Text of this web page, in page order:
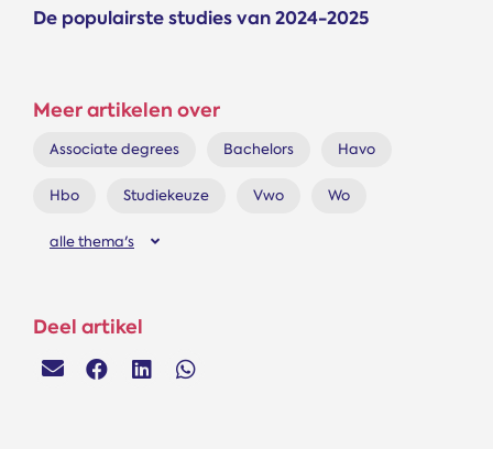
De populairste studies van 2024-2025
Meer artikelen over
Associate degrees Bachelors Havo
Hbo Studiekeuze Vwo Wo
alle thema's
Deel artikel